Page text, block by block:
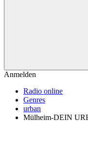
Anmelden
Radio online
Genres
urban
Mülheim-DEIN